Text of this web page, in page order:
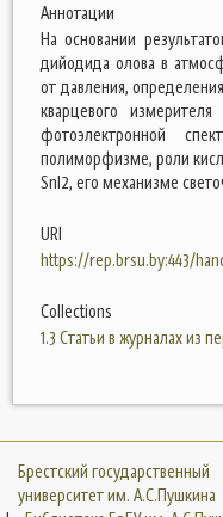
Аннотации
На основании
дийодида олова в
от давления,
кварцевого
фотоэлектронной
полиморфизме, роли
SnI2, его механизме
URI
https://rep.brsu.by:443/
Collections
1.3 Статьи в журналах из
Брестский государственный
университет им. А.С.Пушкина